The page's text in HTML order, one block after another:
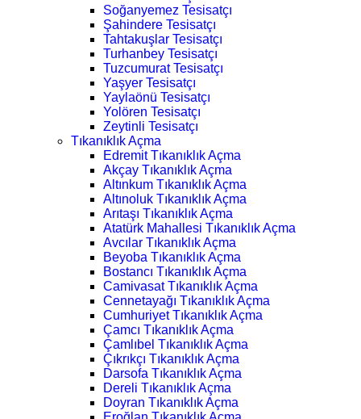
Soğanyemez Tesisatçı
Şahindere Tesisatçı
Tahtakuşlar Tesisatçı
Turhanbey Tesisatçı
Tuzcumurat Tesisatçı
Yaşyer Tesisatçı
Yaylaönü Tesisatçı
Yolören Tesisatçı
Zeytinli Tesisatçı
Tıkanıklık Açma
Edremit Tıkanıklık Açma
Akçay Tıkanıklık Açma
Altınkum Tıkanıklık Açma
Altınoluk Tıkanıklık Açma
Arıtaşı Tıkanıklık Açma
Atatürk Mahallesi Tıkanıklık Açma
Avcılar Tıkanıklık Açma
Beyoba Tıkanıklık Açma
Bostancı Tıkanıklık Açma
Camivasat Tıkanıklık Açma
Cennetayağı Tıkanıklık Açma
Cumhuriyet Tıkanıklık Açma
Çamcı Tıkanıklık Açma
Çamlıbel Tıkanıklık Açma
Çıkrıkçı Tıkanıklık Açma
Darsofa Tıkanıklık Açma
Dereli Tıkanıklık Açma
Doyran Tıkanıklık Açma